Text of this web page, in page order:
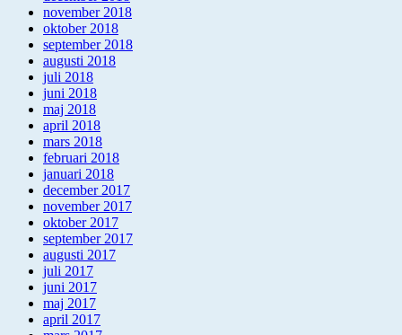
november 2018
oktober 2018
september 2018
augusti 2018
juli 2018
juni 2018
maj 2018
april 2018
mars 2018
februari 2018
januari 2018
december 2017
november 2017
oktober 2017
september 2017
augusti 2017
juli 2017
juni 2017
maj 2017
april 2017